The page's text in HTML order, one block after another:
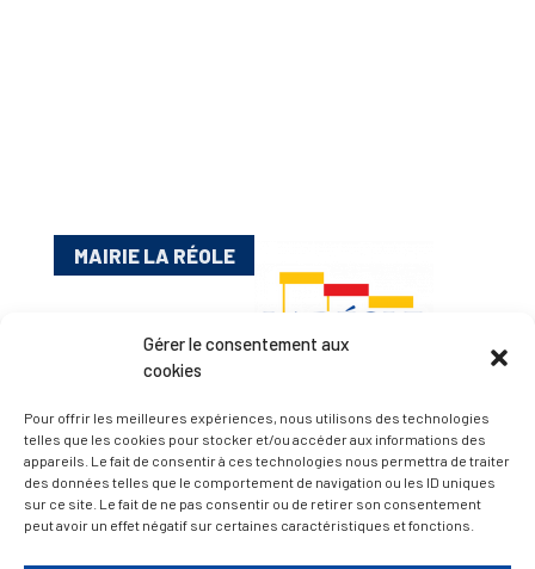
Gérer le consentement aux
cookies
Pour offrir les meilleures expériences, nous utilisons des technologies
telles que les cookies pour stocker et/ou accéder aux informations des
appareils. Le fait de consentir à ces technologies nous permettra de traiter
des données telles que le comportement de navigation ou les ID uniques
sur ce site. Le fait de ne pas consentir ou de retirer son consentement
peut avoir un effet négatif sur certaines caractéristiques et fonctions.
MAIRIE LA RÉOLE
Esplanade Charles de Gaulle
33 190 La Réole